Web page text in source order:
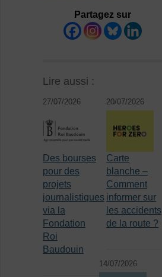
Partagez sur
Lire aussi :
27/07/2026
Des bourses
pour des
projets
journalistiques
via la
Fondation
Roi
Baudouin
20/07/2026
Carte
blanche –
Comment
informer sur
les accidents
de la route ?
14/07/2026